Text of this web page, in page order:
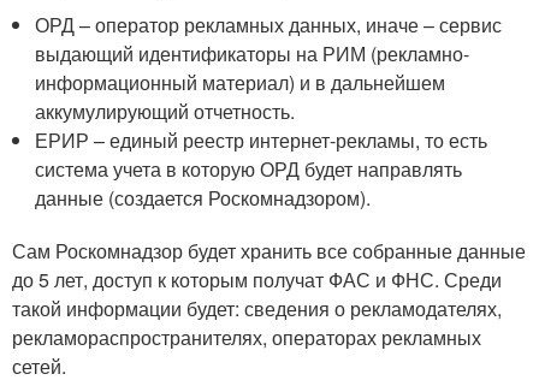
ОРД – оператор рекламных данных, иначе – сервис
выдающий идентификаторы на РИМ (рекламно-
информационный материал) и в дальнейшем
аккумулирующий отчетность.
ЕРИР – единый реестр интернет-рекламы, то есть
система учета в которую ОРД будет направлять
данные (создается Роскомнадзором).
Сам Роскомнадзор будет хранить все собранные данные
до 5 лет, доступ к которым получат ФАС и ФНС. Среди
такой информации будет: сведения о рекламодателях,
рекламораспространителях, операторах рекламных
сетей.